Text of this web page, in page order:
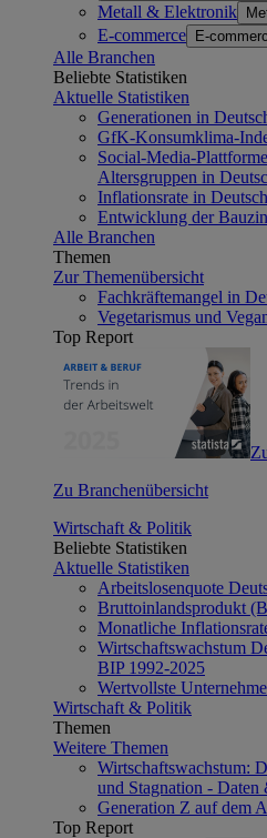
Metall & Elektronik
E-commerce E-
Alle Branchen
Beliebte Statistiken
Aktuelle Statistiken
Generationen in
GfK-Konsumklima-
Social-Media-
Altersgruppen in
Inflationsrate in
Entwicklung der
Alle Branchen
Themen
Zur Themenübersicht
Fachkräftemangel in
Vegetarismus und
Top Report
Zu Branchenübersicht
Wirtschaft & Politik
Beliebte Statistiken
Aktuelle Statistiken
Arbeitslosenquote
Bruttoinlandsprodukt
Monatliche
Wirtschaftswachstum
BIP 1992-2025
Wertvollste
Wirtschaft & Politik
Themen
Weitere Themen
Wirtschaftswachstum:
und Stagnation - Daten
Generation Z auf dem
Top Report